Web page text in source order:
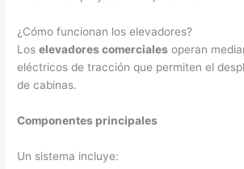
¿Cómo funcionan los elevadores?
Loselevadores comerciales operan
eléctricos de tracción que permiten el
de cabinas.
Componentes principales
Un sistema incluye: